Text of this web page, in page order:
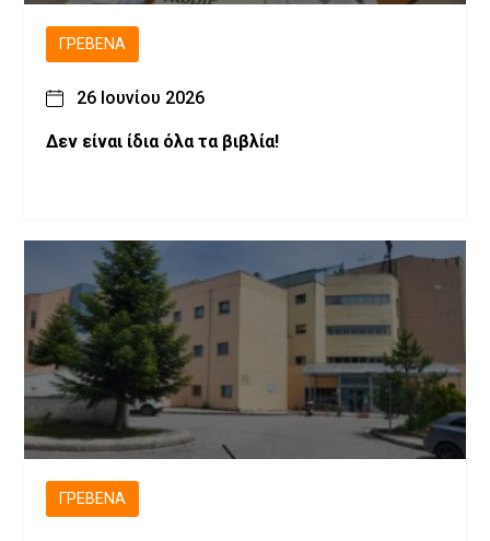
ΓΡΕΒΕΝΆ
26 Ιουνίου 2026
Δεν είναι ίδια όλα τα βιβλία!
ΓΡΕΒΕΝΆ